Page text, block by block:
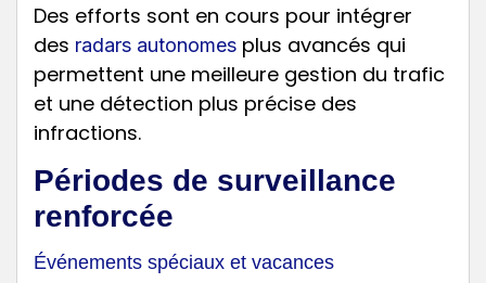
Des efforts sont en cours pour intégrer
des radars autonomes plus avancés qui
permettent une meilleure gestion du trafic
et une détection plus précise des
infractions.
Périodes de surveillance
renforcée
Événements spéciaux et vacances